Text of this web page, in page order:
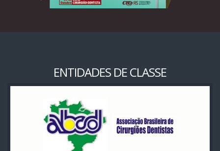
ENTIDADES DE CLASSE